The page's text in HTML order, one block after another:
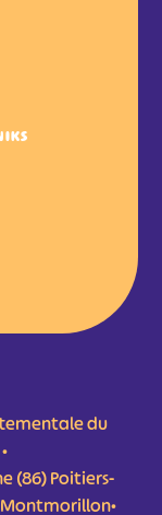
du
(86) Poitiers-
Montmorillon•